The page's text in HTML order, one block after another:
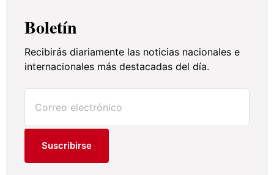
Boletín
Recibirás diariamente las noticias nacionales e
internacionales más destacadas del día.
Suscribirse